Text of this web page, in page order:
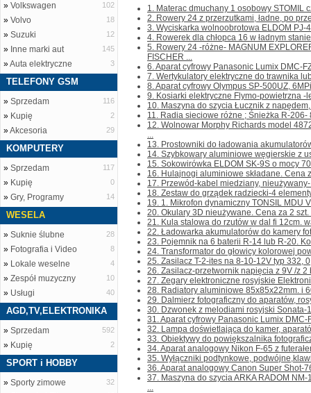
» Volkswagen 102
» Volvo 18
» Suzuki 12
» Inne marki aut 145
»Auta elektryczne 3
TELEFONY GSM
» Sprzedam 116
» Kupię 2
»Akcesoria 29
KOMPUTERY
» Sprzedam 117
» Kupię 0
» Gry, Programy 14
WESELA
» Suknie ślubne 28
» Fotografia i Video 8
» Lokale weselne 4
» Zespół muzyczny 10
» Usługi 40
AGD,TV,ELEKTRONIKA
» Sprzedam 592
» Kupię 2
SPORT i HOBBY
» Sporty zimowe 32
1. Materac dmuchany 1 osobowy STOMIL
2. Rowery 24 z przerzutkami, ładne, po
3. Wyciskarka wolnoobrotowa ELDOM PJ-
4. Rowerek dla chłopca 16 w ładnym
5. Rowery 24 -różne- MAGNUM
FISCHER ...
6. Aparat cyfrowy Panasonic Lumix DMC-
7. Wertykulatory elektryczne do trawnika
8. Aparat cyfrowy Olympus SP-500UZ,
9. Kosiarki elektryczne Flymo-powietrzna -
10. Maszyna do szycia Łucznik z
11. Radia sieciowe różne ; Śnieżka R-206-
12. Wolnowar Morphy Richards model
...
13. Prostowniki do ładowania
14. Szybkowary aluminiowe węgierskie z
15. Sokowirówka ELDOM SK-9S o mocy
16. Hulajnogi aluminiowe składane. Cena
17. Przewód-kabel miedziany, nieużywany-
18. Zestaw do grządek radziecki-4
19. 1. Mikrofon dynamiczny TONSIL MDU
20. Okulary 3D nieużywane. Cena za 2
21. Kula stalowa do rzutów w dal fi 12cm.
22. Ładowarka akumulatorów do kamery
23. Pojemnik na 6 baterii R-14 lub R-20.
24. Transformator do głowicy kolorowej
25. Zasilacz T-2-ites na 8-10-12V typ 332,
26. Zasilacz-przetwornik napięcia z 9V /z 2
27. Zegary elektroniczne rosyjskie
28. Radiatory aluminiowe 85x85x22mm. i
29. Dalmierz fotograficzny do aparatów,
30. Dzwonek z melodiami rosyjski Sonata-
31. Aparat cyfrowy Panasonic Lumix DMC-
32. Lampa doświetlająca do kamer,
33. Obiektywy do powiększalnika
34. Aparat analogowy Nikon F-65 z
35. Wyłączniki podtynkowe,
36. Aparat analogowy Canon Super Shot-
37. Maszyna do szycia ARKA RADOM
...